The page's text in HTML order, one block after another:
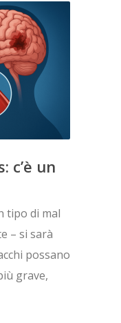
c’è un
tipo di mal
– si sarà
possano
grave,